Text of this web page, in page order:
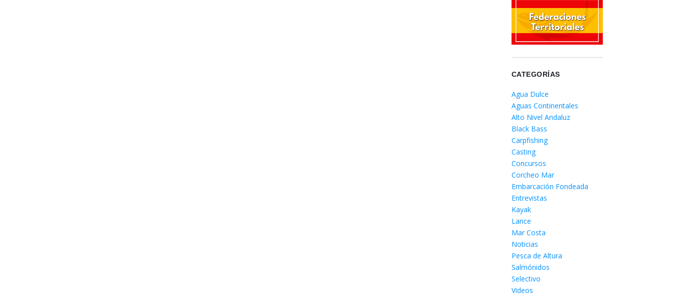
CATEGORÍAS
Agua Dulce
Aguas Continentales
Alto Nivel Andaluz
Black Bass
Carpfishing
Casting
Concursos
Corcheo Mar
Embarcación Fondeada
Entrevistas
Kayak
Lance
Mar Costa
Noticias
Pesca de Altura
Salmónidos
Selectivo
Videos